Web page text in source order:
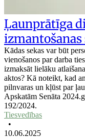
Ļaunprātīga
izmantošanas
Kādas sekas var būt
vienošanos par darba
izmaksāt lielāku
aktos? Kā noteikt, kad
pilnvaras un kļūst par
Apskatām Senāta
192/2024.
Tiesvedības
•
10.06.2025